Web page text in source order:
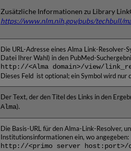
Zusätzliche Informationen zu Library
https://www.nlm.nih.gov/pubs/techbull/
Die URL-Adresse eines Alma Link-Resolver-
Datei Ihrer Wahl) in den PubMed-
http://<Alma domain>/view/
Dieses Feld ist optional; ein Symbol wird nur
Der Text, der den Titel des Links in den
Alma).
Die Basis-URL für den Alma-Link-Resolver,
Institutionsinformationen ein, wo angegeben:
http://<primo server host:port>/